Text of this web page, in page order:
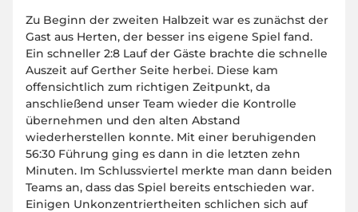
Zu Beginn der zweiten Halbzeit war es zunächst der
Gast aus Herten, der besser ins eigene Spiel fand.
Ein schneller 2:8 Lauf der Gäste brachte die schnelle
Auszeit auf Gerther Seite herbei. Diese kam
offensichtlich zum richtigen Zeitpunkt, da
anschließend unser Team wieder die Kontrolle
übernehmen und den alten Abstand
wiederherstellen konnte. Mit einer beruhigenden
56:30 Führung ging es dann in die letzten zehn
Minuten. Im Schlussviertel merkte man dann beiden
Teams an, dass das Spiel bereits entschieden war.
Einigen Unkonzentriertheiten schlichen sich auf